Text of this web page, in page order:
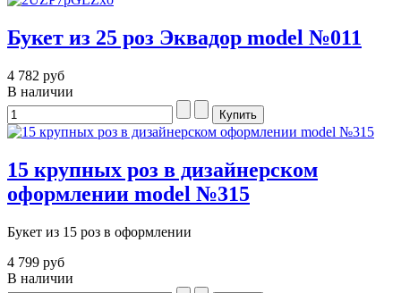
Букет из 25 роз Эквадор model №011
4 782 руб
В наличии
15 крупных роз в дизайнерском
оформлении model №315
Букет из 15 роз в оформлении
4 799 руб
В наличии